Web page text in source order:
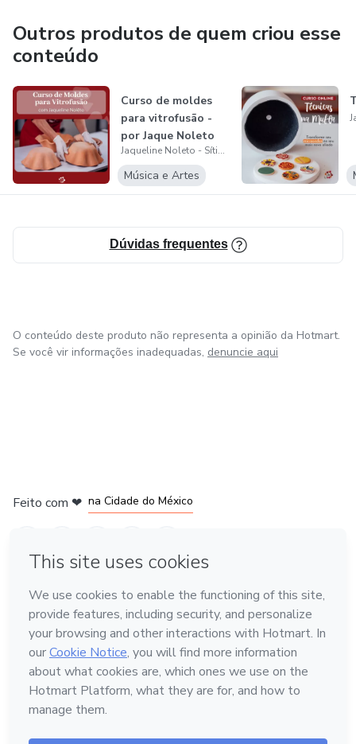
Outros produtos de quem criou esse
conteúdo
Curso de moldes
para vitrofusão -
por Jaque Noleto
Jaqueline Noleto - Sítio das Artes
Música e Artes
Dúvidas frequentes
O conteúdo deste produto não representa a opinião da Hotmart.
Se você vir informações inadequadas, denuncie aqui
Feito com ❤ na Cidade do México
Conheça a Hotmart
Idioma
Português